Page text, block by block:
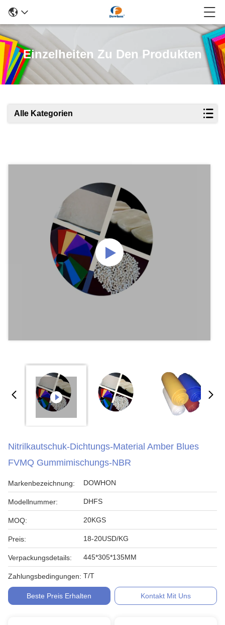
Einzelheiten Zu Den Produkten
Alle Kategorien
Nitrilkautschuk-Dichtungs-Material Amber Blues
FVMQ Gummimischungs-NBR
Markenbezeichnung: DOWHON
Modellnummer: DHFS
MOQ: 20KGS
Preis: 18-20USD/KG
Verpackungsdetails: 445*305*135MM
Zahlungsbedingungen: T/T
Beste Preis Erhalten Kontakt Mit Uns